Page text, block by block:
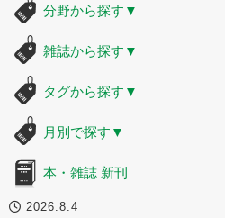
分野から探す ▼
雑誌から探す ▼
タグから探す ▼
月別で探す ▼
本・雑誌 新刊
2026.8.4